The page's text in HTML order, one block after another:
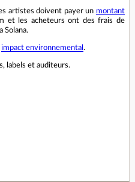
artistes doivent payer un montant
et les acheteurs ont des frais de
Solana.
impact environnemental .
labels et auditeurs.